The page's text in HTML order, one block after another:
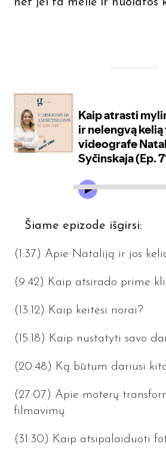
Šiame epizode išgirsi:
(1:37) Apie Nataliją ir jos
(9:42) Kaip atsirado prime
(13:12) Kaip keitėsi norai?
(15:18) Kaip nustatyti savo
(20:48) Ką būtum dariusi
(27:07) Apie moterų
filmavimų.
(31:30) Kaip atsipalaiduoti